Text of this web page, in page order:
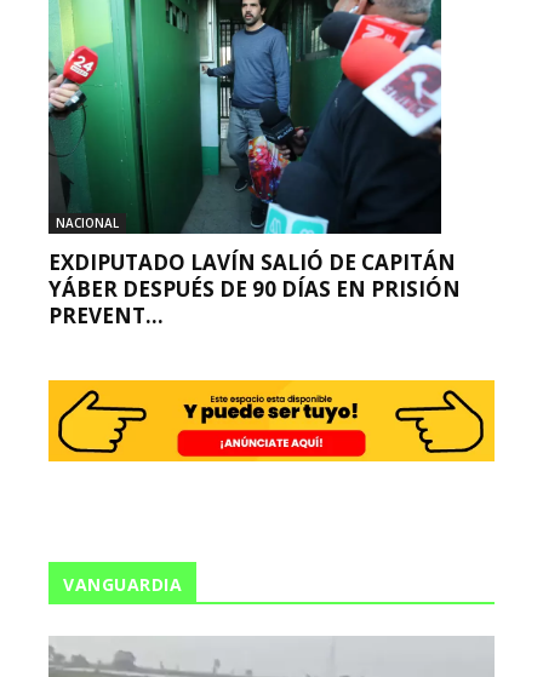
NACIONAL
EXDIPUTADO LAVÍN SALIÓ DE CAPITÁN
YÁBER DESPUÉS DE 90 DÍAS EN PRISIÓN
PREVENT...
VANGUARDIA